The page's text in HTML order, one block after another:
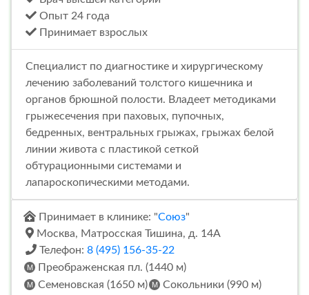
Опыт 24 года
Принимает взрослых
Специалист по диагностике и хирургическому
лечению заболеваний толстого кишечника и
органов брюшной полости. Владеет методиками
грыжесечения при паховых, пупочных,
бедренных, вентральных грыжах, грыжах белой
линии живота с пластикой сеткой
обтурационными системами и
лапароскопическими методами.
Принимает в клинике: "Союз"
Москва, Матросская Тишина, д. 14А
Телефон: 8 (495) 156-35-22
Преображенская пл. (1440 м)
Семеновская (1650 м)
Сокольники (990 м)